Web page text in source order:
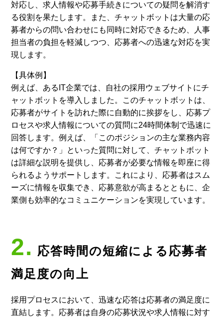
対応し、求人情報や応募手続きについての疑問を解消す
る役割を果たします。また、チャットボットは大量の応
募者からの問い合わせにも同時に対応できるため、人事
担当者の負担を軽減しつつ、応募者への迅速な対応を実
現します。
【具体例】
例えば、あるIT企業では、自社の採用ウェブサイトにチ
ャットボットを導入しました。このチャットボットは、
応募者がサイトを訪れた際に自動的に挨拶をし、応募プ
ロセスや求人情報についての質問に24時間体制で迅速に
回答します。例えば、「このポジションの主な業務内容
は何ですか？」といった質問に対して、チャットボット
は詳細な説明を提供し、応募者が必要な情報を即座に得
られるようサポートします。これにより、応募者はスム
ーズに情報を収集でき、応募意欲が高まるとともに、企
業側も効率的なコミュニケーションを実現しています。
2. 応答時間の短縮による応募者
満足度の向上
採用プロセスにおいて、迅速な応答は応募者の満足度に
直結します。応募者は自身の応募状況や求人情報に対す